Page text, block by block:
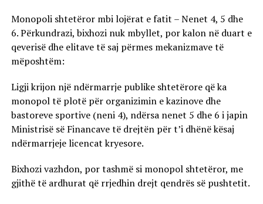
Monopoli shtetëror mbi lojërat e fatit – Nenet 4, 5 dhe
6. Përkundrazi, bixhozi nuk mbyllet, por kalon në duart e
qeverisë dhe elitave të saj përmes mekanizmave të
mëposhtëm:
Ligji krijon një ndërmarrje publike shtetërore që ka
monopol të plotë për organizimin e kazinove dhe
bastoreve sportive (neni 4), ndërsa nenet 5 dhe 6 i japin
Ministrisë së Financave të drejtën për t’i dhënë kësaj
ndërmarrjeje licencat kryesore.
Bixhozi vazhdon, por tashmë si monopol shtetëror, me
gjithë të ardhurat që rrjedhin drejt qendrës së pushtetit.